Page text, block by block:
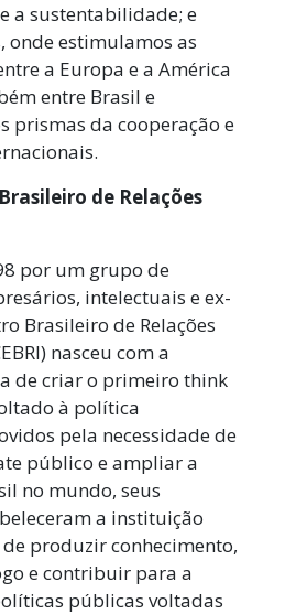
a sustentabilidade; e
onde estimulamos as
a Europa e a América
entre Brasil e
prismas da cooperação e
de Relações
por um grupo de
intelectuais e ex-
Brasileiro de Relações
nasceu com a
de criar o primeiro think
à política
pela necessidade de
público e ampliar a
no mundo, seus
a instituição
produzir conhecimento,
e contribuir para a
públicas voltadas